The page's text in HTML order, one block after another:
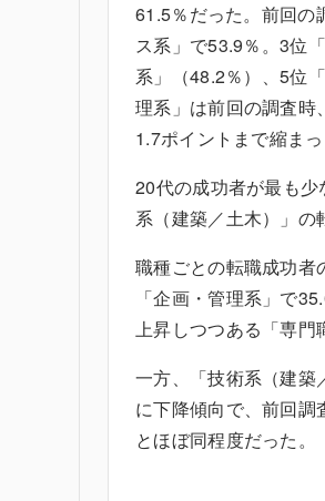
61.5％だった。前回の
ス系」で53.9％。3位
系」（48.2％）、5位
理系」は前回の調査
1.7ポイントまで縮ま
20代の成功者が最も
系（建築／土木）」
職種ごとの転職成功者
「企画・管理系」で
上昇しつつある「専門
一方、「技術系（建
に下降傾向で、前回
とほぼ同程度だった。